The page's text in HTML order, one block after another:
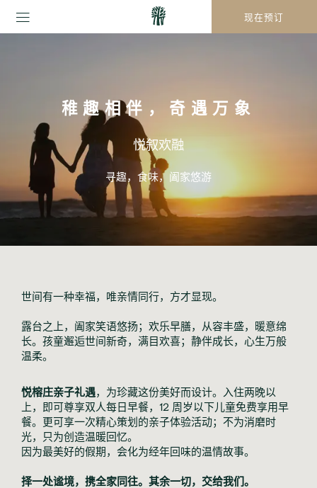
现在预订
稚趣相伴，奇遇万象
悦叙欢融
寻趣，食味，阖家悠游
世间有一种幸福，唯亲情同行，方才显现。
露台之上，阖家笑语悠扬；欢乐早膳，从容丰盛，暖意绵
长。孩童邂逅世间新奇，满目欢喜；静伴成长，心生万般
温柔。
悦榕庄亲子礼遇，为珍藏这份美好而设计。入住两晚以
上，即可尊享双人每日早餐，12 周岁以下儿童免费享用早
餐。更可享一次精心策划的亲子体验活动；不为消磨时
光，只为创造温暖回忆。
因为最美好的假期，会化为经年回味的温情故事。
择一处谧境，携全家同往。其余一切，交给我们。